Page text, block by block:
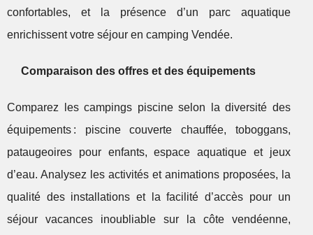
confortables, et la présence d’un parc aquatique
enrichissent votre séjour en camping Vendée.
Comparaison des offres et des équipements
Comparez les campings piscine selon la diversité des
équipements : piscine couverte chauffée, toboggans,
pataugeoires pour enfants, espace aquatique et jeux
d’eau. Analysez les activités et animations proposées, la
qualité des installations et la facilité d’accès pour un
séjour vacances inoubliable sur la côte vendéenne,